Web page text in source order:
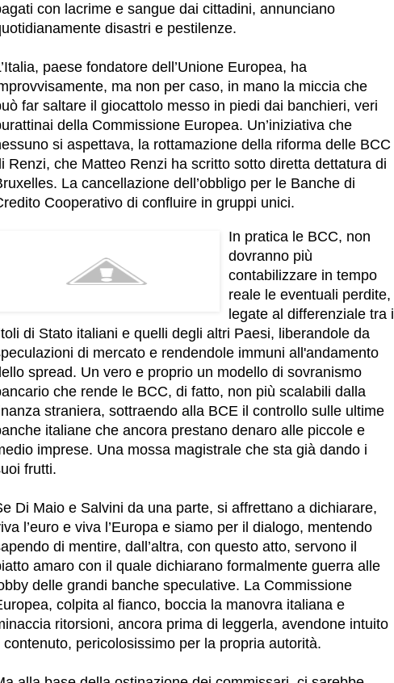
con lacrime e sangue dai cittadini, annunciano
disastri e pestilenze.
paese fondatore dell’Unione Europea, ha
ma non per caso, in mano la miccia che
far saltare il giocattolo messo in piedi dai banchieri, veri
della Commissione Europea. Un’iniziativa che
si aspettava, la rottamazione della riforma delle BCC
Renzi, che Matteo Renzi ha scritto sotto diretta dettatura di
La cancellazione dell’obbligo per le Banche di
Cooperativo di confluire in gruppi unici.
In pratica le BCC, non
dovranno più
contabilizzare in tempo
reale le eventuali perdite,
legate al differenziale tra i
di Stato italiani e quelli degli altri Paesi, liberandole da
di mercato e rendendole immuni all'andamento
spread. Un vero e proprio un modello di sovranismo
che rende le BCC, di fatto, non più scalabili dalla
straniera, sottraendo alla BCE il controllo sulle ultime
italiane che ancora prestano denaro alle piccole e
imprese. Una mossa magistrale che sta già dando i
frutti.
Di Maio e Salvini da una parte, si affrettano a dichiarare,
l’euro e viva l’Europa e siamo per il dialogo, mentendo
di mentire, dall’altra, con questo atto, servono il
amaro con il quale dichiarano formalmente guerra alle
delle grandi banche speculative. La Commissione
colpita al fianco, boccia la manovra italiana e
ritorsioni, ancora prima di leggerla, avendone intuito
contenuto, pericolosissimo per la propria autorità.